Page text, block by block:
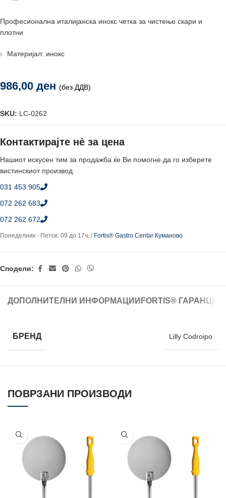
Професионална италијанска инокс четка за чистење скари и
плотни
Материјал: инокс
986,00 ден (без ДДВ)
SKU: LC-0262
Контактирајте нè за цена
Нашиот искусен тим за продажба ќе Ви помогне да го изберете
вистинскиот производ.
031 453 905
072 262 683
072 262 672
Понеделник - Петок: 09 до 17ч. / Fortis® Gastro Centar Куманово
Сподели:
ДОПОЛНИТЕЛНИ ИНФОРМАЦИИ FORTIS®
БРЕНД Lilly Codroipo
ПОВРЗАНИ ПРОИЗВОДИ